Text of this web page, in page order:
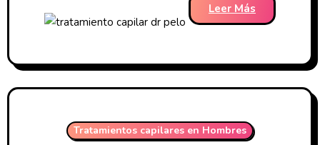
Leer Más
Tratamientos capilares en Hombres